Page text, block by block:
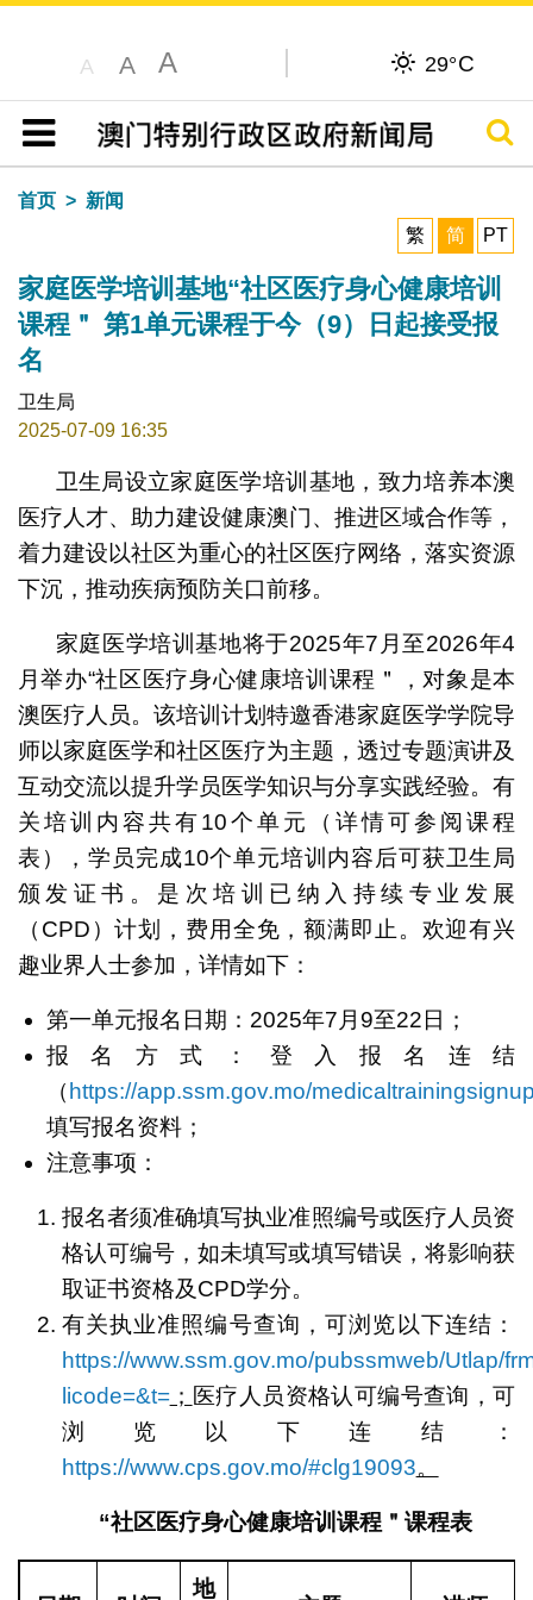
A A A 29°C
目录
搜寻
首页
新闻
繁
简 PT
家庭医学培训基地“社区医疗身心健康培训
课程＂ 第1单元课程于今（9）日起接受报
名
卫生局
2025-07-09 16:35
卫生局设立家庭医学培训基地，致力培养本澳
医疗人才、助力建设健康澳门、推进区域合作等，
着力建设以社区为重心的社区医疗网络，落实资源
下沉，推动疾病预防关口前移。
家庭医学培训基地将于2025年7月至2026年4
月举办“社区医疗身心健康培训课程＂，对象是本
澳医疗人员。该培训计划特邀香港家庭医学学院导
师以家庭医学和社区医疗为主题，透过专题演讲及
互动交流以提升学员医学知识与分享实践经验。有
关培训内容共有10个单元（详情可参阅课程
表），学员完成10个单元培训内容后可获卫生局
颁发证书。是次培训已纳入持续专业发展
（CPD）计划，费用全免，额满即止。欢迎有兴
趣业界人士参加，详情如下：
第一单元报名日期：2025年7月9至22日；
报名方式：登入报名连结
（https://app.ssm.gov.mo/
填写报名资料；
注意事项：
报名者须准确填写执业准照编号或医疗人员资
格认可编号，如未填写或填写错误，将影响获
取证书资格及CPD学分。
有关执业准照编号查询，可浏览以下连结：
https://www.ssm.gov.mo/pubssmweb/Utlap/
licode=&t=； 医疗人员资格认可编号查询，可
浏览以下连结：
https://www.cps.gov.mo/#clg19093。
“社区医疗身心健康培训课程＂课程表
地